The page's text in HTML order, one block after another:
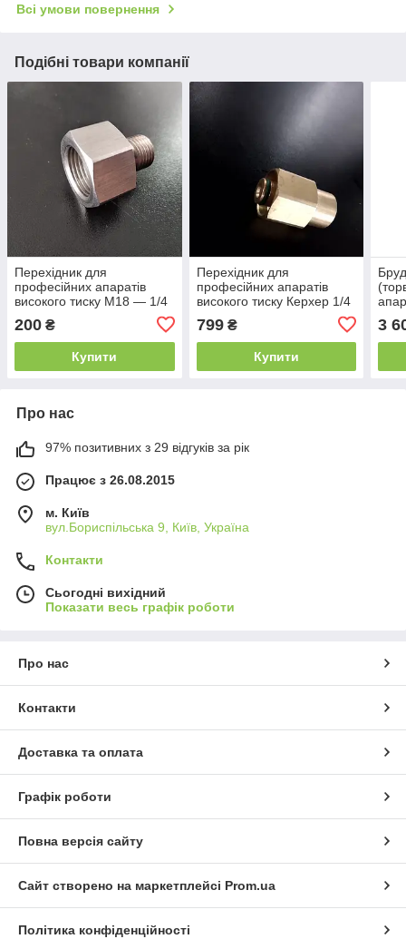
Всі умови повернення
Подібні товари компанії
Перехідник для
професійних апаратів
високого тиску М18 — 1/4
200 ₴
Купити
Перехідник для
професійних апаратів
високого тиску Керхер 1/4
799₴
Купити
3
Про нас
97% позитивних з 29 відгуків за рік
Працює з 26.08.2015
м. Київ
вул.Бориспільська 9, Київ, Україна
Контакти
Сьогодні вихідний
Показати весь графік роботи
Про нас
Контакти
Доставка та оплата
Графік роботи
Повна версія сайту
Сайт створено на маркетплейсі Prom.ua
Політика конфіденційності